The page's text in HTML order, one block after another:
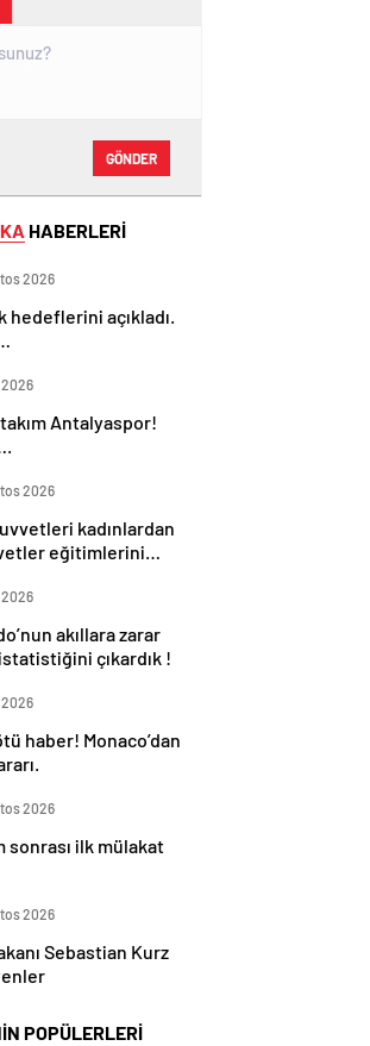
GÖNDER
HABERLERİ
2026
hedeflerini açıkladı.
Antalyaspor!
2026
kadınlardan
eğitimlerini
akıllara zarar
çıkardık !
haber! Monaco’dan
2026
sonrası ilk mülakat
2026
Sebastian Kurz
POPÜLERLERİ